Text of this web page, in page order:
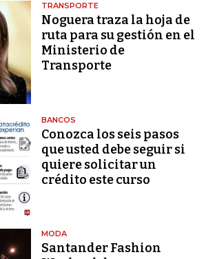
TRANSPORTE
Noguera traza la hoja de
ruta para su gestión en el
Ministerio de
Transporte
BANCOS
Conozca los seis pasos
que usted debe seguir si
quiere solicitar un
crédito este curso
MODA
Santander Fashion